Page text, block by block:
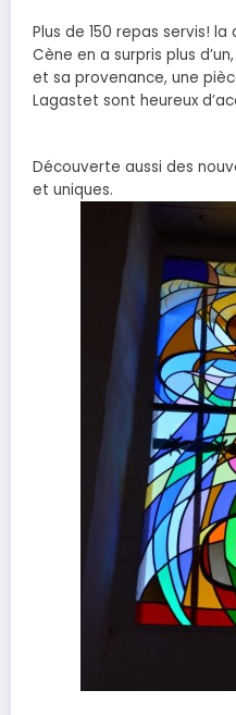
Plus de 150 repas servis!
Cène en a surpris plus
et sa provenance, une
Lagastet sont heureux
Découverte aussi des
et uniques.